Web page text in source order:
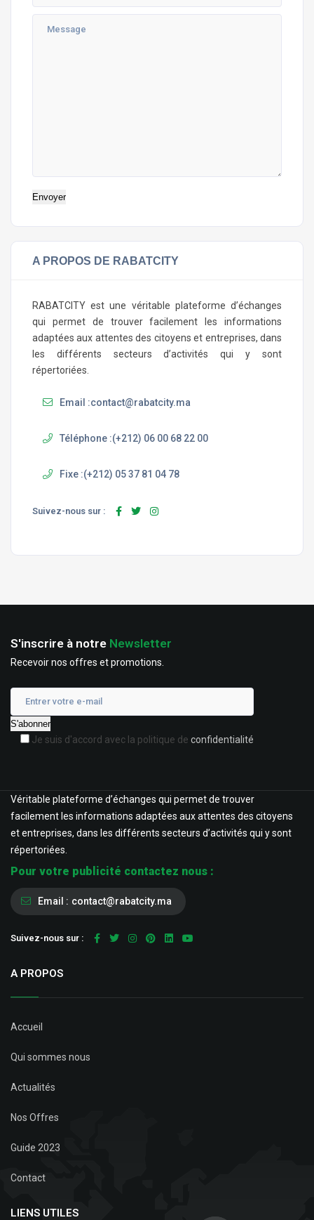
A PROPOS DE RABATCITY
RABATCITY est une véritable plateforme d’échanges
qui permet de trouver facilement les informations
adaptées aux attentes des citoyens et entreprises, dans
les différents secteurs d’activités qui y sont
répertoriées.
Email :contact@rabatcity.ma
Téléphone :(+212) 06 00 68 22 00
Fixe :(+212) 05 37 81 04 78
Suivez-nous sur :
S'inscrire à notre Newsletter
Recevoir nos offres et promotions.
Je suis d'accord avec la politique de confidentialité
Véritable plateforme d’échanges qui permet de trouver
facilement les informations adaptées aux attentes des citoyens
et entreprises, dans les différents secteurs d’activités qui y sont
répertoriées.
Pour votre publicité contactez nous :
Email : contact@rabatcity.ma
Suivez-nous sur :
A PROPOS
Accueil
Qui sommes nous
Actualités
Nos Offres
Guide 2023
Contact
LIENS UTILES